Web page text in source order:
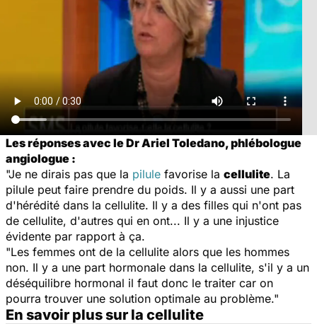
Les réponses avec le Dr Ariel Toledano, phlébologue
angiologue :
"Je ne dirais pas que la pilule favorise la cellulite. La
pilule peut faire prendre du poids. Il y a aussi une part
d'hérédité dans la cellulite. Il y a des filles qui n'ont pas
de cellulite, d'autres qui en ont... Il y a une injustice
évidente par rapport à ça.
"Les femmes ont de la cellulite alors que les hommes
non. Il y a une part hormonale dans la cellulite, s'il y a un
déséquilibre hormonal il faut donc le traiter car on
pourra trouver une solution optimale au problème."
En savoir plus sur la cellulite